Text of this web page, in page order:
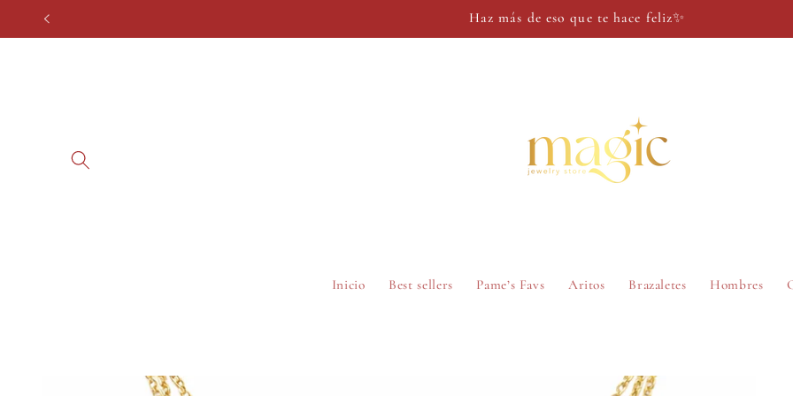
directamente
al contenido
Haz más de eso que te hace feliz✨
Inicio Best sellers Pame’s Favs Aritos Brazaletes Hombres
directamente